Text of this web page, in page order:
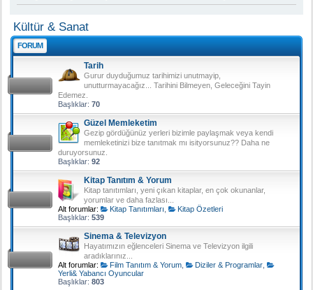
Kültür & Sanat
FORUM
Tarih
Gurur duyduğumuz tarihimizi unutmayip,
unutturmayacağız... Tarihini Bilmeyen, Geleceğini Tayin
Edemez.
Başlıklar: 70
Güzel Memleketim
Gezip gördüğünüz yerleri bizimle paylaşmak veya kendi
memleketinizi bize tanıtmak mı isityorsunuz?? Daha ne
duruyorsunuz.
Başlıklar: 92
Kitap Tanıtım & Yorum
Kitap tanıtımları, yeni çıkan kitaplar, en çok okunanlar,
yorumlar ve daha fazlası...
Alt forumlar:
Kitap Tanıtımları
Kitap Özetleri
Başlıklar: 539
Sinema & Televizyon
Hayatımızın eğlenceleri Sinema ve Televizyon ilgili
aradıklarınız...
Alt forumlar:
Film Tanıtım & Yorum, Diziler & Programlar,
Yerli& Yabancı Oyuncular
Başlıklar: 803